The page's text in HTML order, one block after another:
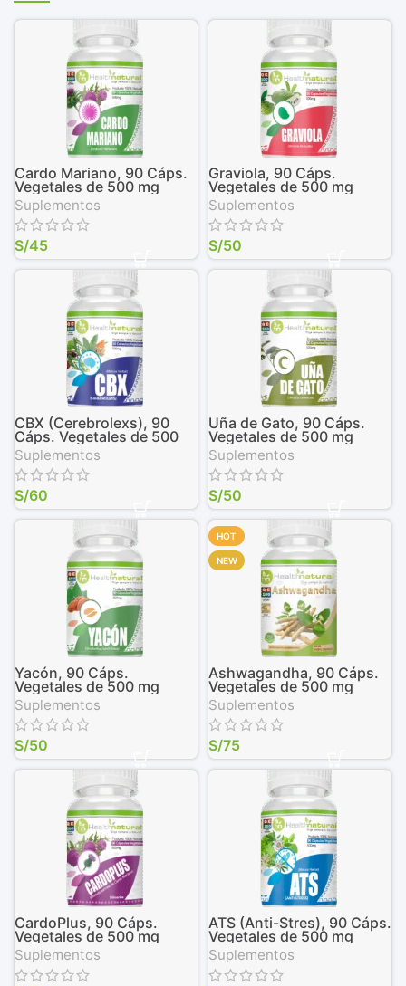
Cardo Mariano, 90 Cáps.
Vegetales de 500 mg
Suplementos
S/45
Graviola, 90 Cáps.
Vegetales de 500 mg
Suplementos
S/50
CBX (Cerebrolexs), 90
Cáps. Vegetales de 500
mg
Suplementos
S/60
Uña de Gato, 90 Cáps.
Vegetales de 500 mg
Suplementos
S/50
Yacón, 90 Cáps.
Vegetales de 500 mg
Suplementos
S/50
HOT
NEW
Ashwagandha, 90 Cáps.
Vegetales de 500 mg
Suplementos
S/75
CardoPlus, 90 Cáps.
Vegetales de 500 mg
Suplementos
ATS (Anti-Stres), 90 Cáps.
Vegetales de 500 mg
Suplementos